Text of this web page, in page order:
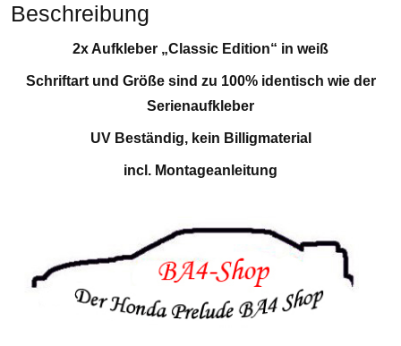
Beschreibung
2x Aufkleber „Classic Edition“ in weiß
Schriftart und Größe sind zu 100% identisch wie der
Serienaufkleber
UV Beständig, kein Billigmaterial
incl. Montageanleitung